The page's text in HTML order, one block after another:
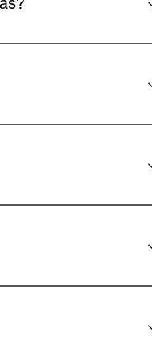
página de contato. Se
necessidades da
temos experiência em
do cliente.